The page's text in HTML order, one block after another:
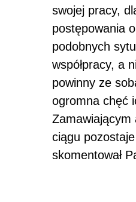
swojej pracy,
postępowania
podobnych
współpracy, a
powinny ze
ogromna chęć
Zamawiającym
ciągu
skomentował